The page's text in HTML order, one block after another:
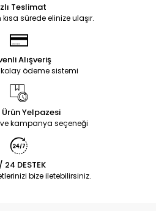
Teslimat
sürede elinize ulaşır.
Alışveriş
ödeme sistemi
Ürün Yelpazesi
kampanya seçeneği
24 DESTEK
bize iletebilirsiniz.